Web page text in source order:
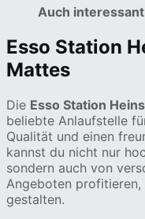
Auch
Esso Station
Mattes
Die Esso Station
beliebte Anlaufstelle
Qualität und einen
kannst du nicht nur
sondern auch von
Angeboten profitieren,
gestalten.